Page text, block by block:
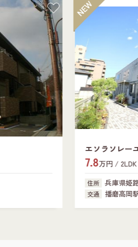
/ 50.68㎡
路市田寺東２丁目